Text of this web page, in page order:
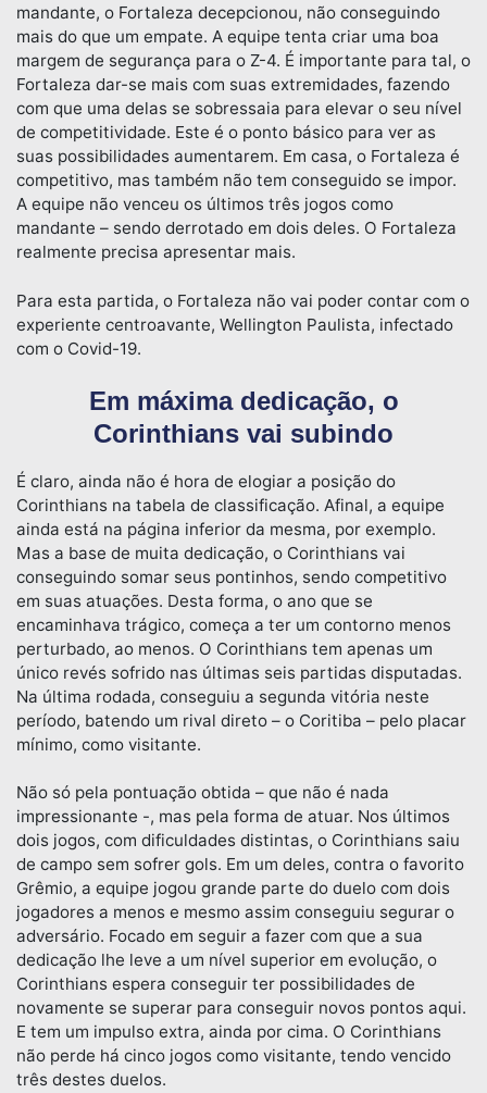
mandante, o Fortaleza decepcionou, não conseguindo
mais do que um empate. A equipe tenta criar uma boa
margem de segurança para o Z-4. É importante para tal, o
Fortaleza dar-se mais com suas extremidades, fazendo
com que uma delas se sobressaia para elevar o seu nível
de competitividade. Este é o ponto básico para ver as
suas possibilidades aumentarem. Em casa, o Fortaleza é
competitivo, mas também não tem conseguido se impor.
A equipe não venceu os últimos três jogos como
mandante – sendo derrotado em dois deles. O Fortaleza
realmente precisa apresentar mais.
Para esta partida, o Fortaleza não vai poder contar com o
experiente centroavante, Wellington Paulista, infectado
com o Covid-19.
Em máxima dedicação, o
Corinthians vai subindo
É claro, ainda não é hora de elogiar a posição do
Corinthians na tabela de classificação. Afinal, a equipe
ainda está na página inferior da mesma, por exemplo.
Mas a base de muita dedicação, o Corinthians vai
conseguindo somar seus pontinhos, sendo competitivo
em suas atuações. Desta forma, o ano que se
encaminhava trágico, começa a ter um contorno menos
perturbado, ao menos. O Corinthians tem apenas um
único revés sofrido nas últimas seis partidas disputadas.
Na última rodada, conseguiu a segunda vitória neste
período, batendo um rival direto – o Coritiba – pelo placar
mínimo, como visitante.
Não só pela pontuação obtida – que não é nada
impressionante -, mas pela forma de atuar. Nos últimos
dois jogos, com dificuldades distintas, o Corinthians saiu
de campo sem sofrer gols. Em um deles, contra o favorito
Grêmio, a equipe jogou grande parte do duelo com dois
jogadores a menos e mesmo assim conseguiu segurar o
adversário. Focado em seguir a fazer com que a sua
dedicação lhe leve a um nível superior em evolução, o
Corinthians espera conseguir ter possibilidades de
novamente se superar para conseguir novos pontos aqui.
E tem um impulso extra, ainda por cima. O Corinthians
não perde há cinco jogos como visitante, tendo vencido
três destes duelos.